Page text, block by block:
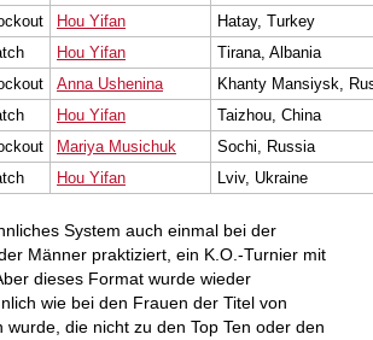
Hou Yifan
Hatay, Turkey
Hou Yifan
Tirana, Albania
Anna Ushenina
Khanty Mansiysk,
Hou Yifan
Taizhou, China
Mariya Musichuk
Sochi, Russia
Hou Yifan Lviv, Ukraine
System auch einmal bei der
Männer praktiziert, ein K.O.-Turnier mit
dieses Format wurde wieder
wie bei den Frauen der Titel von
wurde, die nicht zu den Top Ten oder den